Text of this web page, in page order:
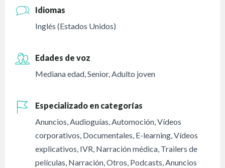
Idiomas
Inglés (Estados Unidos)
Edades de voz
Mediana edad,Senior,Adulto joven
Especializado en categorías
Anuncios,Audioguías,Automoción,Vídeos
corporativos, Documentales, E-learning,Vídeos
explicativos, IVR, Narración médica, Trailers de
películas, Narración,Otros, Podcasts,Anuncios